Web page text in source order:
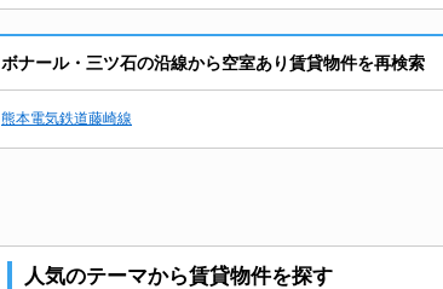
ボナール・三ツ石の沿線から空室あり賃貸物件を再検索
熊本電気鉄道藤崎線
人気のテーマから賃貸物件を探す